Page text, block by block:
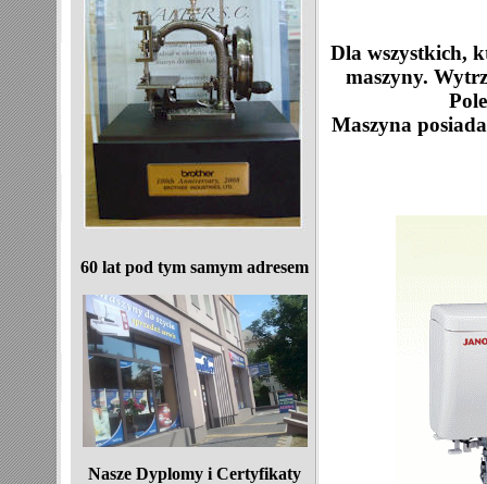
60 lat pod tym samym adresem
Nasze Dyplomy i Certyfikaty
Dla wszystkich,
maszyny.
Maszyna